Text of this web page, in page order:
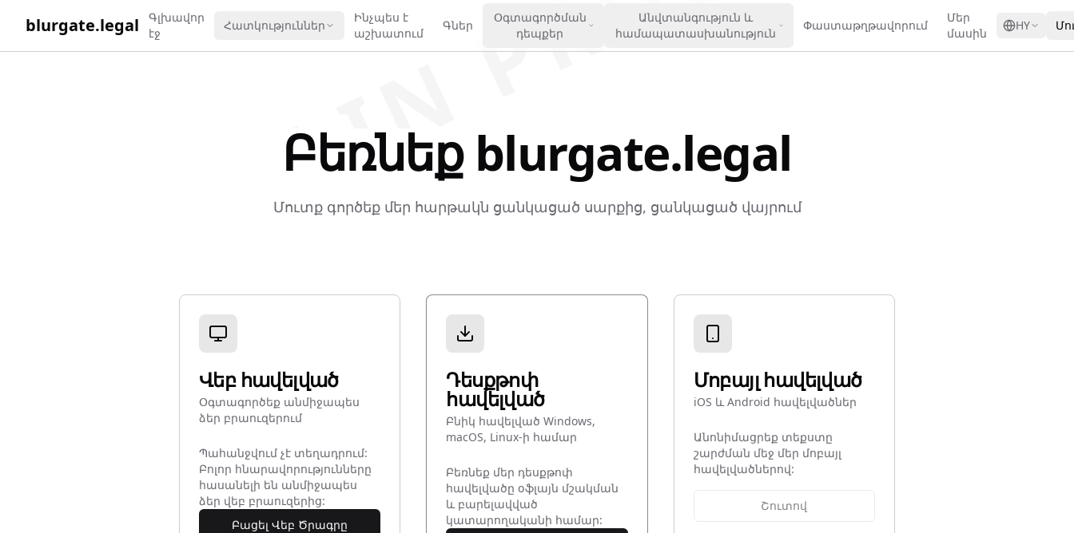
blurgate.legal
Գլխավոր
էջ
Հատկություններ
Ինչպես է
աշխատում
Գներ
Օգտագործման
դեպքեր
Անվտանգություն և
համապատասխանություն
Փաստաթղթավորում
Մեր
մասին
HY
Բեռնեք blurgate.legal
Մուտք գործեք մեր հարթակն ցանկացած սարքից, ցանկացած վայրում
Վեբ հավելված
Օգտագործեք անմիջապես
ձեր բրաուզերում
Պահանջվում չէ տեղադրում:
Բոլոր հնարավորությունները
հասանելի են անմիջապես
ձեր վեբ բրաուզերից:
Բացել Վեբ Ծրագրը
Դեսքթոփ
հավելված
Բնիկ հավելված Windows,
macOS, Linux-ի համար
Բեռնեք մեր դեսքթոփ
հավելվածը օֆլայն մշակման
և բարելավված
կատարողականի համար:
Մոբայլ հավելված
iOS և Android հավելվածներ
Անոնիմացրեք տեքստը
շարժման մեջ մեր մոբայլ
հավելվածներով:
Շուտով